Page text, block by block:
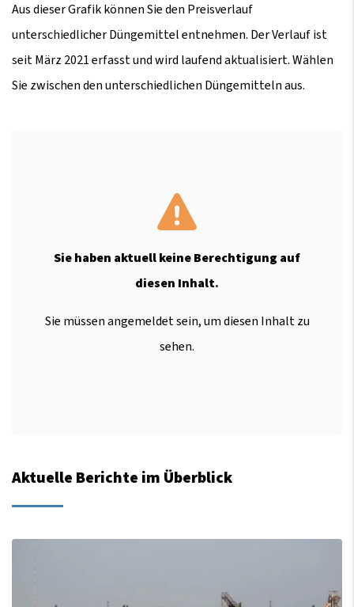
Aus dieser Grafik können Sie den Preisverlauf
unterschiedlicher Düngemittel entnehmen. Der Verlauf ist
seit März 2021 erfasst und wird laufend aktualisiert. Wählen
Sie zwischen den unterschiedlichen Düngemitteln aus.
Sie haben aktuell keine Berechtigung auf
diesen Inhalt.
Sie müssen angemeldet sein, um diesen Inhalt zu
sehen.
Aktuelle Berichte im Überblick